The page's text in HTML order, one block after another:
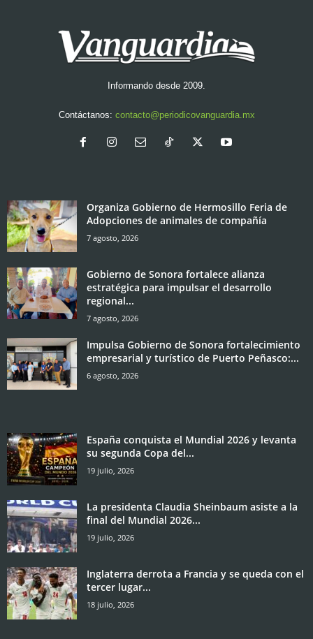
Informando desde 2009.
Contáctanos: contacto@periodicovanguardia.mx
Organiza Gobierno de Hermosillo Feria de
Adopciones de animales de compañía
7 agosto, 2026
Gobierno de Sonora fortalece alianza
estratégica para impulsar el desarrollo
regional...
7 agosto, 2026
Impulsa Gobierno de Sonora fortalecimiento
empresarial y turístico de Puerto Peñasco:...
6 agosto, 2026
España conquista el Mundial 2026 y levanta
su segunda Copa del...
19 julio, 2026
La presidenta Claudia Sheinbaum asiste a la
final del Mundial 2026...
19 julio, 2026
Inglaterra derrota a Francia y se queda con el
tercer lugar...
18 julio, 2026